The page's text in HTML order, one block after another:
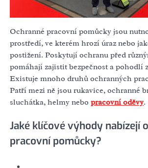
Ochranné pracovní pomůcky jsou
prostředí, ve kterém hrozí úraz nebo
postižení. Poskytují ochranu před
pomáhají zajistit bezpečnost a pohodlí
Existuje mnoho druhů ochranných
Patří mezi ně jsou rukavice, ochranné
sluchátka, helmy nebo pracovní oděvy.
Jaké klíčové výhody nabízejí
pracovní pomůcky?